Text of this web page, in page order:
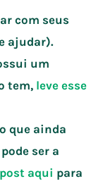
com seus
ajudar).
um
tem, leve esse
que ainda
ser a
aqui para